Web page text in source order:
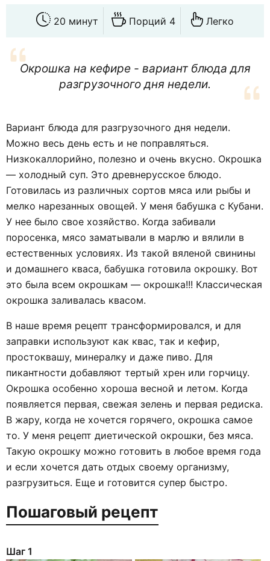
20 минут Порций 4 Легко
Окрошка на кефире - вариант блюда для
разгрузочного дня недели.
Вариант блюда для разгрузочного дня недели.
Можно весь день есть и не поправляться.
Низкокаллорийно, полезно и очень вкусно. Окрошка
— холодный суп. Это древнерусское блюдо.
Готовилась из различных сортов мяса или рыбы и
мелко нарезанных овощей. У меня бабушка с Кубани.
У нее было свое хозяйство. Когда забивали
поросенка, мясо заматывали в марлю и вялили в
естественных условиях. Из такой вяленой свинины
и домашнего кваса, бабушка готовила окрошку. Вот
это была всем окрошкам — окрошка!!! Классическая
окрошка заливалась квасом.
В наше время рецепт трансформировался, и для
заправки используют как квас, так и кефир,
простоквашу, минералку и даже пиво. Для
пикантности добавляют тертый хрен или горчицу.
Окрошка особенно хороша весной и летом. Когда
появляется первая, свежая зелень и первая редиска.
В жару, когда не хочется горячего, окрошка самое
то. У меня рецепт диетической окрошки, без мяса.
Такую окрошку можно готовить в любое время года
и если хочется дать отдых своему организму,
разгрузиться. Еще и готовится супер быстро.
Пошаговый рецепт
Шаг 1